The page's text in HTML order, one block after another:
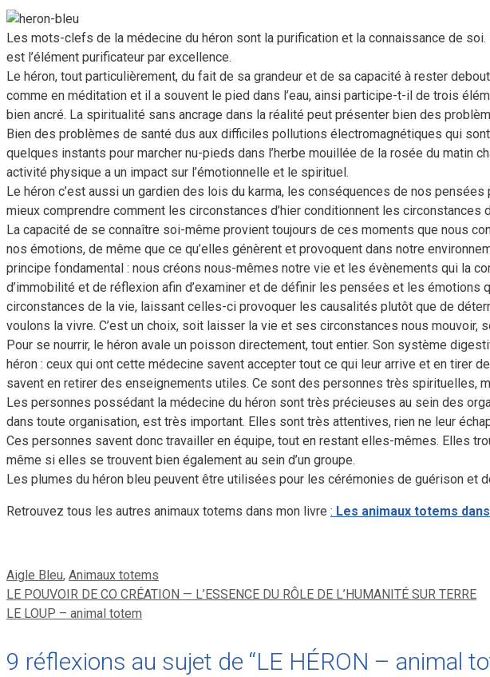
Les mots-clefs de la médecine du héron sont la purification et la connaissance de
est l’élément purificateur par excellence.
Le héron, tout particulièrement, du fait de sa grandeur et de sa capacité à rester
comme en méditation et il a souvent le pied dans l’eau, ainsi participe-t-il de trois
bien ancré. La spiritualité sans ancrage dans la réalité peut présenter bien des
Bien des problèmes de santé dus aux difficiles pollutions électromagnétiques qui
quelques instants pour marcher nu-pieds dans l’herbe mouillée de la rosée du matin
activité physique a un impact sur l’émotionnelle et le spirituel.
Le héron c’est aussi un gardien des lois du karma, les conséquences de nos
mieux comprendre comment les circonstances d’hier conditionnent les circonstances
La capacité de se connaître soi-même provient toujours de ces moments que nous
nos émotions, de même que ce qu’elles génèrent et provoquent dans notre
principe fondamental : nous créons nous-mêmes notre vie et les évènements qui la
d’immobilité et de réflexion afin d’examiner et de définir les pensées et les
circonstances de la vie, laissant celles-ci provoquer les causalités plutôt que de
voulons la vivre. C’est un choix, soit laisser la vie et ses circonstances nous mouvoir,
Pour se nourrir, le héron avale un poisson directement, tout entier. Son système
héron : ceux qui ont cette médecine savent accepter tout ce qui leur arrive et en tirer
savent en retirer des enseignements utiles. Ce sont des personnes très spirituelles,
Les personnes possédant la médecine du héron sont très précieuses au sein des
dans toute organisation, est très important. Elles sont très attentives, rien ne leur
Ces personnes savent donc travailler en équipe, tout en restant elles-mêmes. Elles
même si elles se trouvent bien également au sein d’un groupe.
Les plumes du héron bleu peuvent être utilisées pour les cérémonies de guérison et
Retrouvez tous les autres animaux totems dans mon livre : Les animaux totems
Catégories
Aigle Bleu, Animaux totems
LE POUVOIR DE CO CRÉATION — L’ESSENCE DU RÔLE DE L’HUMANITÉ SUR TERRE
LE LOUP – animal totem
9 réflexions au sujet de “LE HÉRON – animal